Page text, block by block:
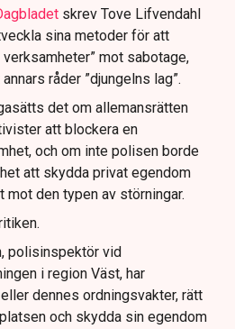
skrev Tove Lifvendahl
sina metoder för att
mot sabotage,
råder ”djungelns lag”.
det om allemansrätten
att blockera en
och om inte polisen borde
att skydda privat egendom
mot den typen av störningar.
polisinspektör vid
i region Väst, har
dennes ordningsvakter, rätt
och skydda sin egendom